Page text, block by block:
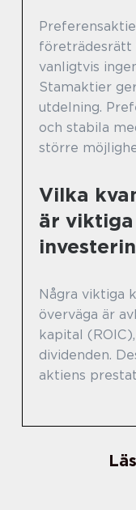
företrädesrätt
vanligtvis
Stamaktier
utdelning.
och stabila
större
Vilka
är
Några viktiga
överväga är
kapital
dividenden.
aktiens